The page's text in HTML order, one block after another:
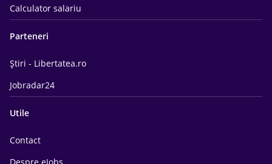
Calculator salariu
Parteneri
Știri - Libertatea.ro
Jobradar24
Utile
Contact